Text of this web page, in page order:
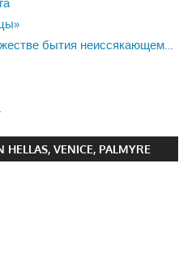
бытия неиссякающем…
HELLAS, VENICE, PALMYRE